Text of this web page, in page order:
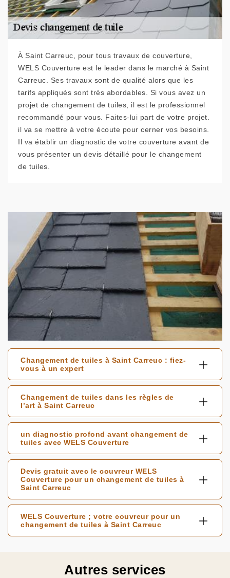
À Saint Carreuc, pour tous travaux de couverture,
WELS Couverture est le leader dans le marché à Saint
Carreuc. Ses travaux sont de qualité alors que les
tarifs appliqués sont très abordables. Si vous avez un
projet de changement de tuiles, il est le professionnel
recommandé pour vous. Faites-lui part de votre projet.
il va se mettre à votre écoute pour cerner vos besoins.
Il va établir un diagnostic de votre couverture avant de
vous présenter un devis détaillé pour le changement
de tuiles.
Changement de tuiles à Saint Carreuc : fiez-
vous à un expert
Changement de tuiles dans les règles de
l’art à Saint Carreuc
un diagnostic profond avant changement de
tuiles avec WELS Couverture
Devis gratuit avec le couvreur WELS
Couverture pour un changement de tuiles à
Saint Carreuc
WELS Couverture ; votre couvreur pour un
changement de tuiles à Saint Carreuc
Autres services